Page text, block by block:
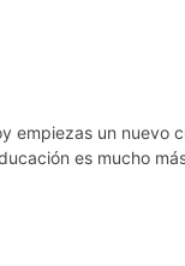
empiezas un nuevo
es mucho